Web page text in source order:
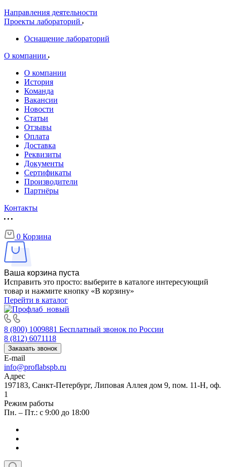
Направления деятельности
Проекты лабораторий
Оснащение лабораторий
О компании
О компании
История
Команда
Вакансии
Новости
Статьи
Отзывы
Оплата
Доставка
Реквизиты
Документы
Сертификаты
Производители
Партнёры
Контакты
0 Корзина
Ваша корзина пуста
Исправить это просто: выберите в каталоге интересующий
товар и нажмите кнопку «В корзину»
Перейти в каталог
8 (800) 1009881 Бесплатный звонок по России
8 (812) 6071118
Заказать звонок
E-mail
info@proflabspb.ru
Адрес
197183, Санкт-Петербург, Липовая Аллея дом 9, пом. 11-Н, оф.
1
Режим работы
Пн. – Пт.: с 9:00 до 18:00